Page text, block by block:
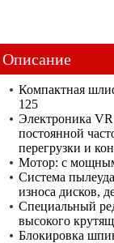
Описание
Компактная
125
Электроника
постоянной
перегрузки и
Мотор: с
Система
износа дисков,
Специальный
высокого
Блокировка